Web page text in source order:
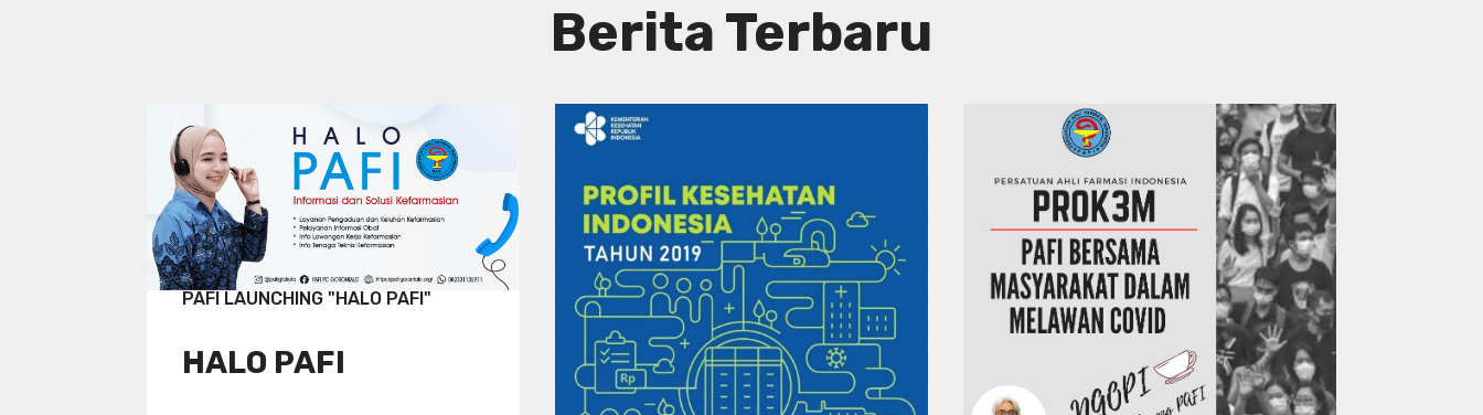
Berita Terbaru
PAFI LAUNCHING "HALO PAFI"
HALO PAFI